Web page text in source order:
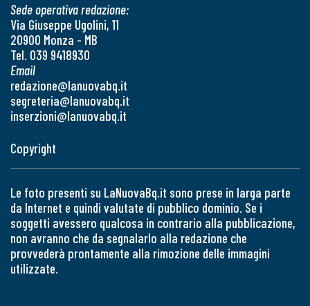
Sede operativa redazione:
Via Giuseppe Ugolini, 11
20900 Monza - MB
Tel. 039 9418930
Email
redazione@lanuovabq.it
segreteria@lanuovabq.it
inserzioni@lanuovabq.it
Copyright
Le foto presenti su LaNuovaBq.it sono prese in larga parte
da Internet e quindi valutate di pubblico dominio. Se i
soggetti avessero qualcosa in contrario alla pubblicazione,
non avranno che da segnalarlo alla redazione che
provvederà prontamente alla rimozione delle immagini
utilizzate.